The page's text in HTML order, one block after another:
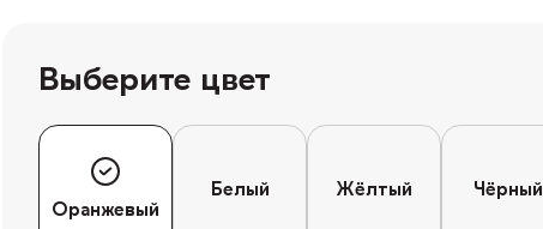
Выберите цвет
Оранжевый
Белый Жёлтый Чёрный